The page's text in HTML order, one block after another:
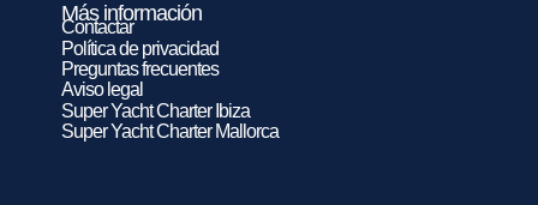
Más información
Contactar
Política de privacidad
Preguntas frecuentes
Aviso legal
Super Yacht Charter Ibiza
Super Yacht Charter Mallorca